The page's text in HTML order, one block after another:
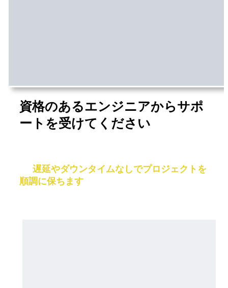
資格のあるエンジニアからサポ
ートを受けてください
遅延やダウンタイムなしでプロジェクトを
順調に保ちます.